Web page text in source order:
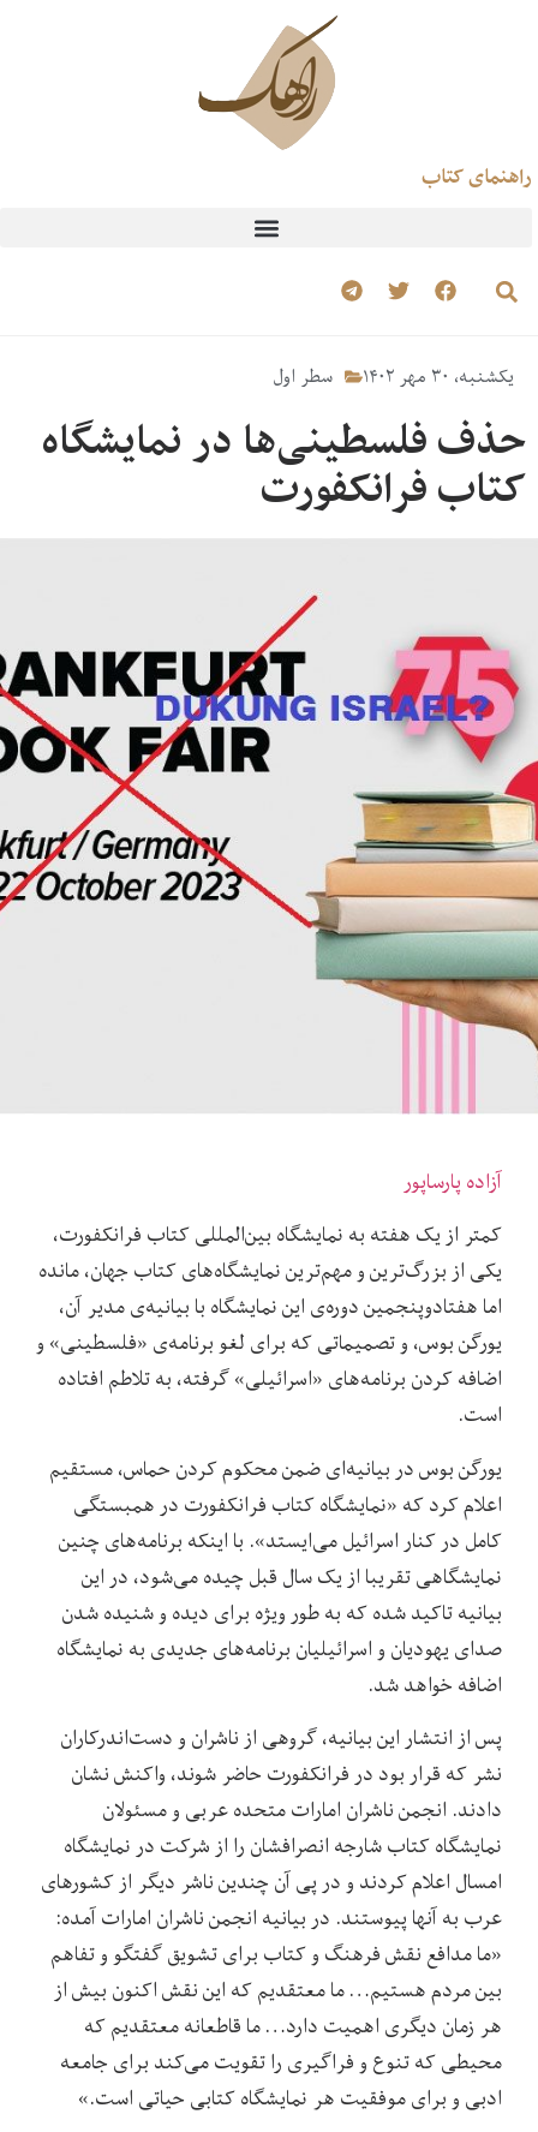
راهنمای کتاب
یکشنبه، ۳۰ مهر ۱۴۰۲ سطر اول
حذف فلسطینی‌ها در نمایشگاه
کتاب فرانکفورت
آزاده پارساپور
کمتر از یک هفته به نمایشگاه بین‌المللی کتاب فرانکفورت،
یکی از بزرگ‌ترین و مهم‌ترین نمایشگاه‌های کتاب جهان، مانده
اما هفتادوپنجمین دوره‌ی این نمایشگاه با بیانیه‌ی مدیر آن،
یورگن بوس، و تصمیماتی که برای لغو برنامه‌‌ی «فلسطینی» و
اضافه کردن برنامه‌های «اسرائیلی» گرفته، به تلاطم افتاده
است.
یورگن بوس در بیانیه‌ای ضمن محکوم کردن حماس، مستقیم
اعلام کرد که «نمایشگاه کتاب فرانکفورت در همبستگی
کامل در کنار اسرائیل می‌ایستد». با اینکه برنامه‌های چنین
نمایشگاهی تقریبا از یک سال قبل چیده می‌شود، در این
بیانیه تاکید شده که به طور ویژه برای دیده و شنیده شدن
صدای یهودیان و اسرائیلیان برنامه‌های جدیدی به نمایشگاه
اضافه خواهد شد.
پس از انتشار این بیانیه، گروهی از ناشران و دست‌اندرکاران
نشر که قرار بود در فرانکفورت حاضر شوند، واکنش نشان
دادند. انجمن ناشران امارات متحده عربی و مسئولان
نمایشگاه کتاب شارجه انصرافشان را از شرکت در نمایشگاه
امسال اعلام کردند و در پی آن چندین ناشر دیگر از کشورهای
عرب به آنها پیوستند. در بیانیه انجمن ناشران امارات آمده:
«ما مدافع نقش فرهنگ و کتاب برای تشویق گفتگو و تفاهم
بین مردم هستیم… ما معتقدیم که این نقش اکنون بیش از
هر زمان دیگری اهمیت دارد… ما قاطعانه معتقدیم که
محیطی که تنوع و فراگیری را تقویت می‌کند برای جامعه
ادبی و برای موفقیت هر نمایشگاه کتابی حیاتی است.»